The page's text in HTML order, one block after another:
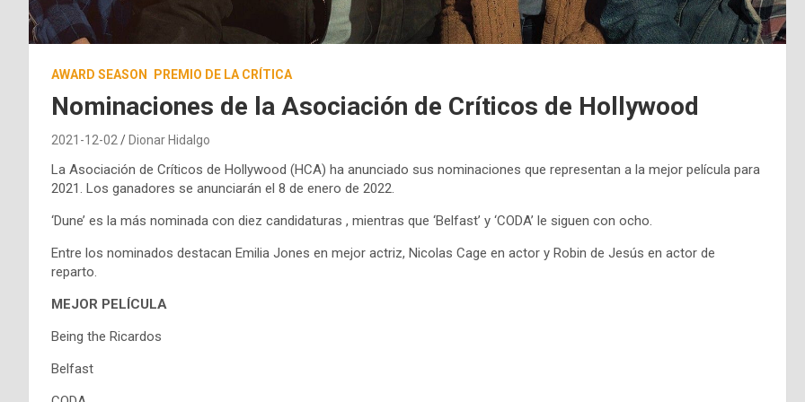
AWARD SEASON PREMIO DE LA CRÍTICA
Nominaciones de la Asociación de Críticos de Hollywood
2021-12-02 Dionar Hidalgo
La Asociación de Críticos de Hollywood (HCA) ha anunciado sus nominaciones que representan a la mejor película para
2021. Los ganadores se anunciarán el 8 de enero de 2022.
‘Dune’ es la más nominada con diez candidaturas , mientras que ‘Belfast’ y ‘CODA’ le siguen con ocho.
Entre los nominados destacan Emilia Jones en mejor actriz, Nicolas Cage en actor y Robin de Jesús en actor de
reparto.
MEJOR PELÍCULA
Being the Ricardos
Belfast